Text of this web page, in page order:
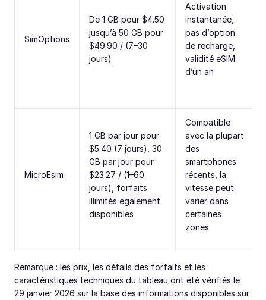
SimOptions
De 1 GB pour $4.50
jusqu’à 50 GB pour
$49.90 / (7–30
jours)
Activation
instantanée,
pas d’option
de recharge,
validité eSIM
d’un an
MicroEsim
1 GB par jour pour
$5.40 (7 jours), 30
GB par jour pour
$23.27 / (1–60
jours), forfaits
illimités également
disponibles
Compatible
avec la plupart
des
smartphones
récents, la
vitesse peut
varier dans
certaines
zones
Remarque : les prix, les détails des forfaits et les
caractéristiques techniques du tableau ont été vérifiés le
29 janvier 2026 sur la base des informations disponibles sur